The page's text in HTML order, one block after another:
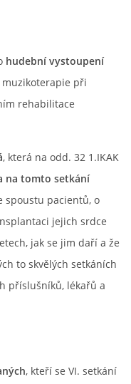
hudební vystoupení
při
rehabilitace
, která na odd. 32 1.IKAK
na tomto setkání
spoustu pacientů, o
jejich srdce
jak se jim daří a že
to skvělých setkáních
příslušníků, lékařů a
, kteří se VI. setkání